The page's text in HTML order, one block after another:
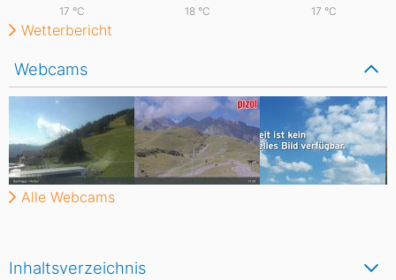
Inhaltsverzeichnis
17 °C 18 °C 17 °C
Wetterbericht
Webcams
Alle Webcams